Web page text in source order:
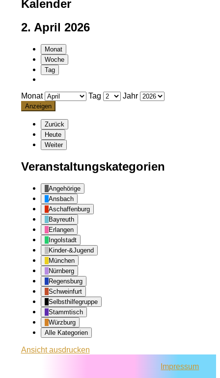
Kalender
2. April 2026
Monat
Woche
Tag
Monat Tag Jahr
Zurück
Heute
Weiter
Veranstaltungskategorien
Angehörige
Ansbach
Aschaffenburg
Bayreuth
Erlangen
Ingolstadt
Kinder-&Jugend
München
Nürnberg
Regensburg
Schweinfurt
Selbsthilfegruppe
Stammtisch
Würzburg
Alle Kategorien
Ansichtausdrucken
Impressum